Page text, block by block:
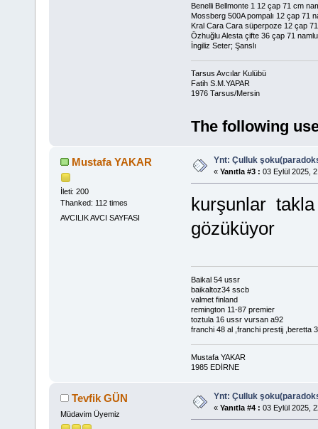
Benelli Bellmonte 1 12 çap 71 cm
Mossberg 500A pompalı 12 çap 71
Kral Cara Cara süperpoze 12 çap
Özhuğlu Alesta çifte 36 çap 71 namlu
İngiliz Seter; Şanslı
Tarsus Avcılar Kulübü
Fatih S.M.YAPAR
1976 Tarsus/Mersin
The following
Mustafa YAKAR
İleti: 200
Thanked: 112 times
AVCILIK AVCI SAYFASI
Ynt: Çulluk
« Yanıtla #3 : 03 Eylül 2025,
kurşunlar
gözüküyor
Baikal 54 ussr
baikaltoz34 sscb
valmet finland
remington 11-87 premier
toztula 16 ussr vursan a92
franchi 48 al ,franchi prestij ,beretta
Mustafa YAKAR
1985 EDİRNE
Tevfik GÜN
Müdavim Üyemiz
Ynt: Çulluk
« Yanıtla #4 : 03 Eylül 2025,